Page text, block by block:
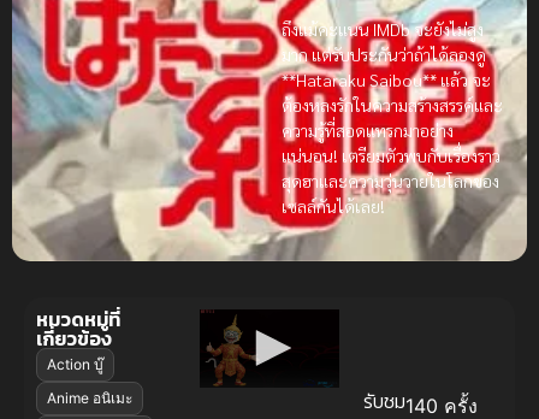
ถึงแม้คะแนน IMDb จะยังไม่สูง
มาก แต่รับประกันว่าถ้าได้ลองดู
**Hataraku Saibou** แล้ว จะ
ต้องหลงรักในความสร้างสรรค์และ
ความรู้ที่สอดแทรกมาอย่าง
แน่นอน! เตรียมตัวพบกับเรื่องราว
สุดฮาและความวุ่นวายในโลกของ
เซลล์กันได้เลย!
รับชม140 ครั้ง
หมวดหมู่ที่
เกี่ยวข้อง
Action บู๊
Anime อนิเมะ